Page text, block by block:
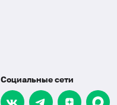
Социальные сети